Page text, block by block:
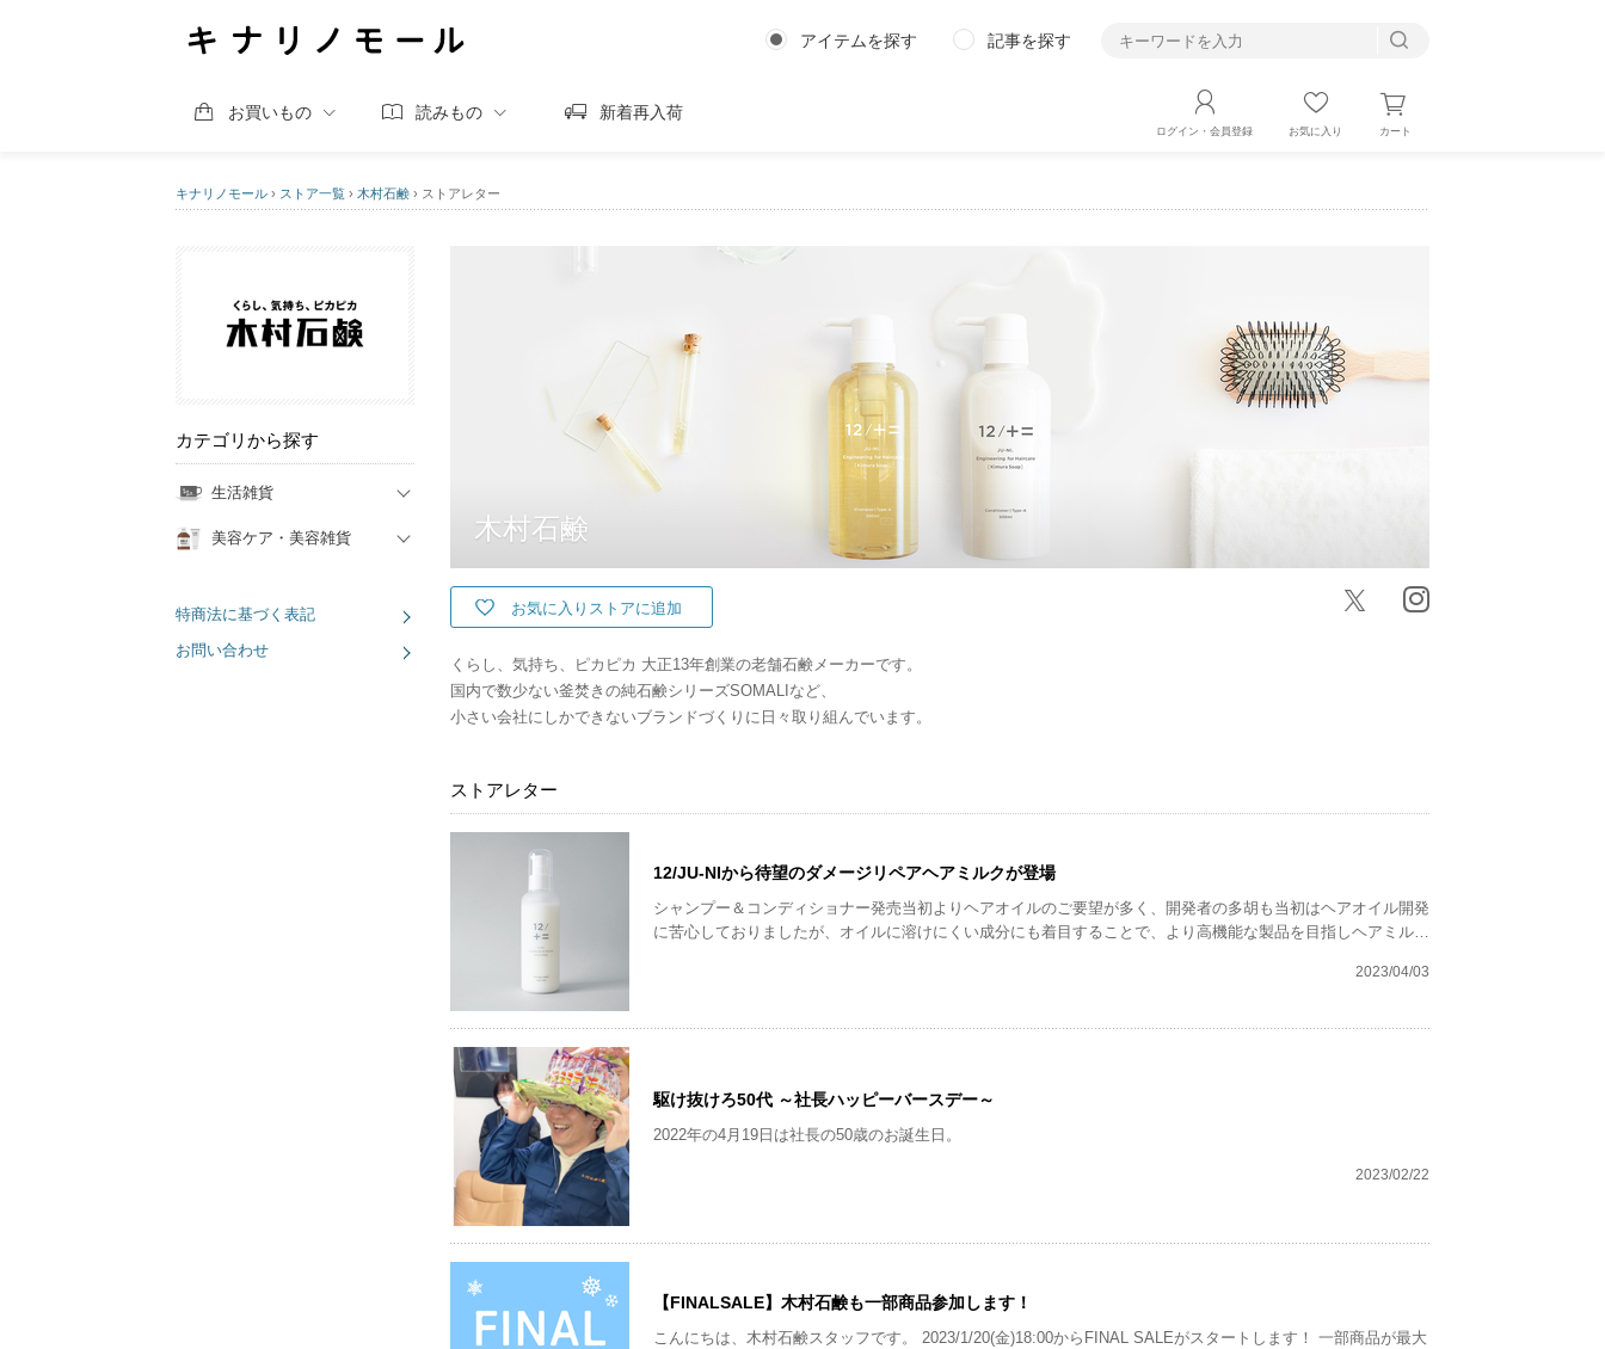
アイテムを探す 記事を探す
お買いもの 読みもの 新着再入荷
ログイン・会員登録 お気に入り カート
キナリノモール › ストア一覧 › 木村石鹸 › ストアレター
カテゴリから探す
生活雑貨
美容ケア・美容雑貨
特商法に基づく表記
お問い合わせ
木村石鹸
お気に入りストアに追加
くらし、気持ち、ピカピカ 大正13年創業の老舗石鹸メーカーです。
国内で数少ない釜焚きの純石鹸シリーズSOMALIなど、
小さい会社にしかできないブランドづくりに日々取り組んでいます。
ストアレター
12/JU-NIから待望のダメージリペアヘアミルクが登場
シャンプー＆コンディショナー発売当初よりヘアオイルのご要望が多く、開発者の多胡も当初はヘアオイル開発
に苦心しておりましたが、オイルに溶けにくい成分にも着目することで、より高機能な製品を目指しヘアミルク
2023/04/03
駆け抜けろ50代 ～社長ハッピーバースデー～
2022年の4月19日は社長の50歳のお誕生日。
2023/02/22
【FINALSALE】木村石鹸も一部商品参加します！
こんにちは、木村石鹸スタッフです。 2023/1/20(金)18:00からFINAL SALEがスタートします！ 一部商品が最大